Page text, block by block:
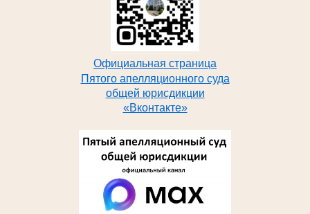
Официальная страница
Пятого апелляционного суда
общей юрисдикции
«Вконтакте»